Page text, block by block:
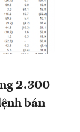
2.300
bán